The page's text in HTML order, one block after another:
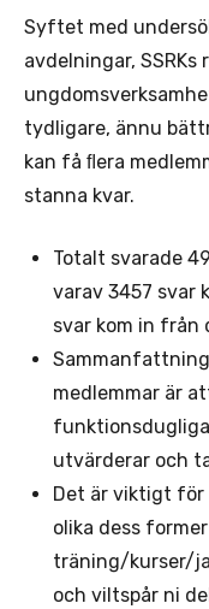
Syftet med
avdelningar,
tydligare, ännu
kan få ﬂera
stanna kvar.
Totalt svarade
varav 3457 svar
svar kom in från
medlemmar är
utvärderar och
Det är viktigt
olika dess
träning/kurser/
och viltspår ni